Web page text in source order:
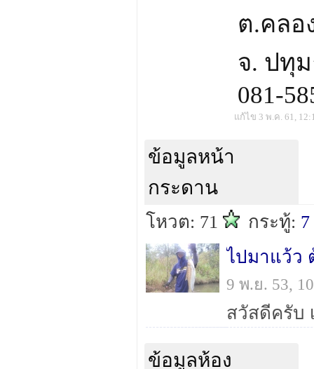
ต.คลอ
จ. ปทุ
081-
แก้ไข 3 พ.ค. 61,
ข้อมูลหน้า
กระดาน
โหวต: 71 กระทู้: 7
ไปมาแว้ว
9 พ.ย. 53,
ข้อมูลห้อง